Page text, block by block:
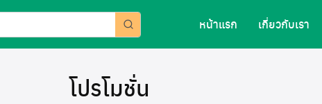
หน้าแรก เกี่ยวกับเรา
โปรโมชั่น